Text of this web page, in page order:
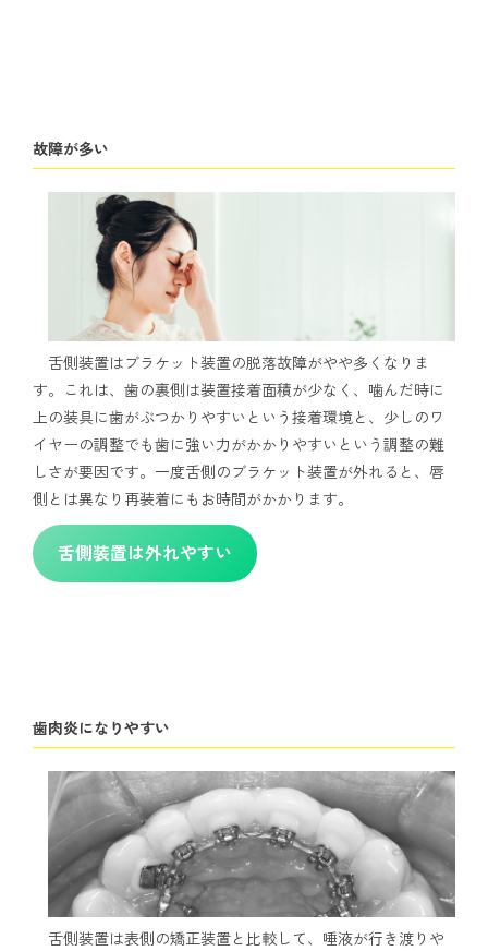
故障が多い
舌側装置はブラケット装置の脱落故障がやや多くなりま
す。これは、歯の裏側は装置接着面積が少なく、噛んだ時に
上の装具に歯がぶつかりやすいという接着環境と、少しのワ
イヤーの調整でも歯に強い力がかかりやすいという調整の難
しさが要因です。一度舌側のブラケット装置が外れると、唇
側とは異なり再装着にもお時間がかかります。
舌側装置は外れやすい
歯肉炎になりやすい
舌側装置は表側の矯正装置と比較して、唾液が行き渡りや